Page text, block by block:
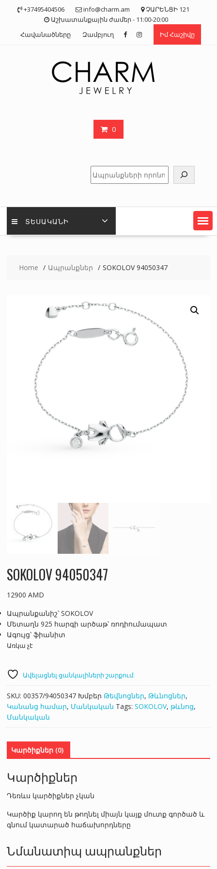
+37495404506 info@charm.am
ՉԱՐԵՆՑԻ 121
Աշխատանքային ժամեր - 11:00-20:00
Հավանածները
Զամբյուղ Իմ Հաշիվը
0
Որոնել
ՏԵՍԱԿԱՆԻ
Home Ապրանքներ SOKOLOV 94050347
SOKOLOV 94050347
12900 AMD
Ապրանքանիշ՝ SOKOLOV
Մետաղն 925 հարգի արծաթ՝ ռոդիումապատ
Ագույց՝ ֆիանիտ
Առկա չէ
Ավելացնել ցանկալիների շարքում:
SKU: 00357/94050347 Խմբեր Թեվնոցներ, Թևնոցներ,
Կանանց համար, Մանկական Tags: SOKOLOV, թևնոց,
Մանկական
Կարծիքներ (0)
Կարծիքներ
Դեռևս կարծիքներ չկան
Կարծիք կարող են թողնել միայն կայք մուտք գործած և
գնում կատարած հաճախորդները
Նմանատիպ ապրանքներ